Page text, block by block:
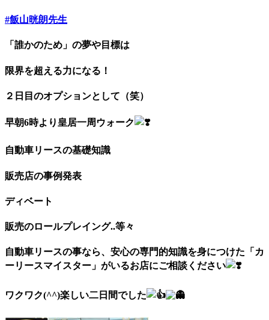
#飯山晄朗先生
「誰かのため」の夢や目標は
限界を超える力になる！
２日目のオプションとして（笑）
早朝6時より皇居一周ウォーク
自動車リースの基礎知識
販売店の事例発表
ディベート
販売のロールプレイング..等々
自動車リースの事なら、安心の専門的知識を身につけた「カ
ーリースマイスター」がいるお店にご相談ください
ワクワク(^^)楽しい二日間でした